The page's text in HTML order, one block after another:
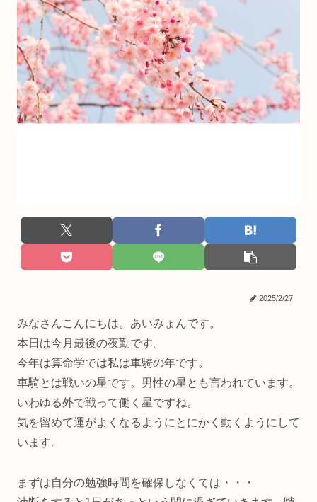
2025/2/27
みなさんこんにちは。あいみょんです。
本日は今月最後の夜勤です。
今年は算命学では私は車騎の年です。
車騎とは戦いの星です。男性の星とも言われています。
いわゆる外で戦って働く星ですね。
気を留めて運がよくなるようにとにかく動くようにして
います。
まずは自分の勉強時間を確保しなくては・・・